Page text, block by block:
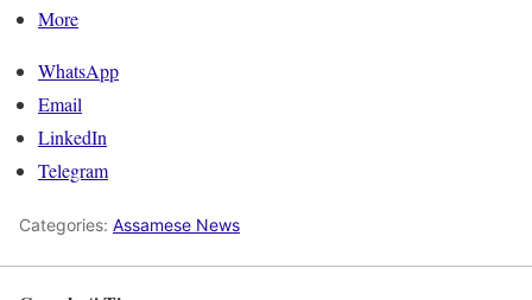
More
WhatsApp
Email
LinkedIn
Telegram
Categories: Assamese News